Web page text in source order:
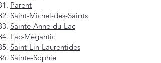
Parent
Saint-Michel-des-Saints
Sainte-Anne-du-Lac
Lac-Mégantic
Saint-Lin-Laurentides
Sainte-Sophie